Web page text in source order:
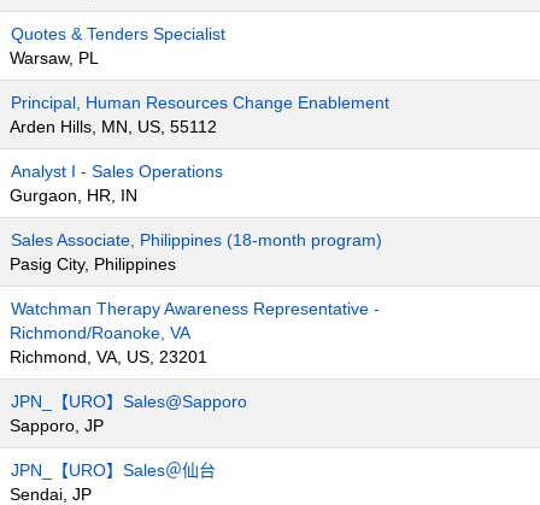
Quotes & Tenders Specialist
Warsaw, PL
Principal, Human Resources Change Enablement
Arden Hills, MN, US, 55112
Analyst I - Sales Operations
Gurgaon, HR, IN
Sales Associate, Philippines (18-month program)
Pasig City, Philippines
Watchman Therapy Awareness Representative -
Richmond/Roanoke, VA
Richmond, VA, US, 23201
JPN_【URO】Sales@Sapporo
Sapporo, JP
JPN_【URO】Sales＠仙台
Sendai, JP